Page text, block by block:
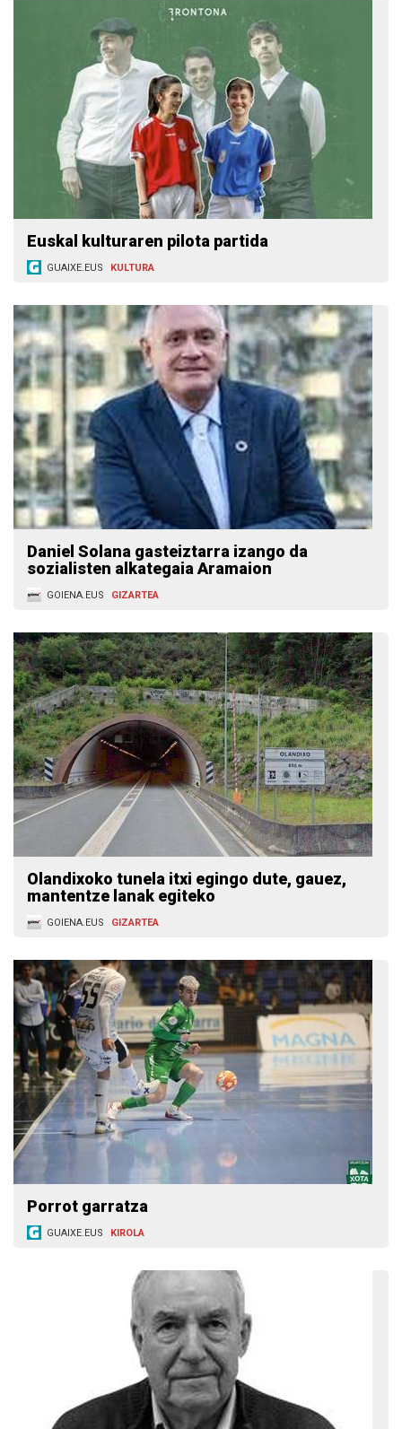
Euskal kulturaren pilota partida
GUAIXE.EUS KULTURA
Daniel Solana gasteiztarra izango da
sozialisten alkategaia Aramaion
GOIENA.EUS GIZARTEA
Olandixoko tunela itxi egingo dute, gauez,
mantentze lanak egiteko
GOIENA.EUS GIZARTEA
Porrot garratza
GUAIXE.EUS KIROLA